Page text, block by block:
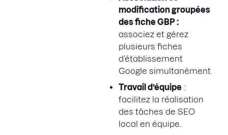
modification groupées
des fiche GBP :
associez et gérez
plusieurs fiches
d’établissement
Google simultanément.
Travail d’équipe :
facilitez la réalisation
des tâches de SEO
local en équipe.